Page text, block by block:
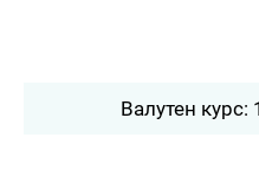
Валутен курс: